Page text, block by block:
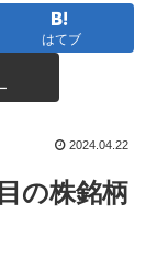
はてブ
2024.04.22
の株銘柄